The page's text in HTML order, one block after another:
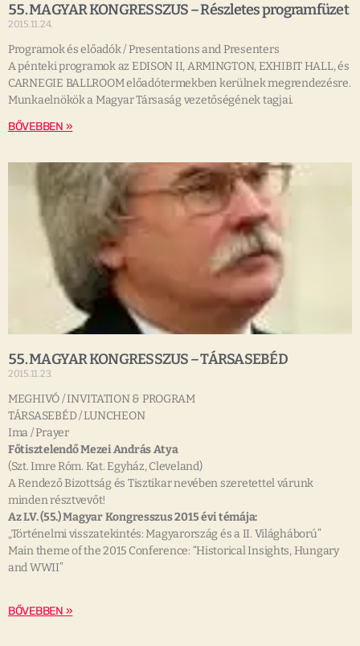
55. MAGYAR KONGRESSZUS – Részletes programfüzet
2015.11.24.
Programok és előadók / Presentations and Presenters
A pénteki programok az EDISON II, ARMINGTON, EXHIBIT HALL, és
CARNEGIE BALLROOM előadótermekben kerülnek megrendezésre.
Munkaelnökök a Magyar Társaság vezetőségének tagjai.
BŐVEBBEN »
55. MAGYAR KONGRESSZUS – TÁRSASEBÉD
2015.11.23.
MEGHIVÓ / INVITATION & PROGRAM
TÁRSASEBÉD / LUNCHEON
Ima / Prayer
Főtisztelendő Mezei András Atya
(Szt. Imre Róm. Kat. Egyház, Cleveland)
A Rendező Bizottság és Tisztikar nevében szeretettel várunk
minden résztvevőt!
Az LV. (55.) Magyar Kongresszus 2015 évi témája:
„Történelmi visszatekintés: Magyarország és a II. Világháború”
Main theme of the 2015 Conference: “Historical Insights, Hungary
and WWII”
BŐVEBBEN »